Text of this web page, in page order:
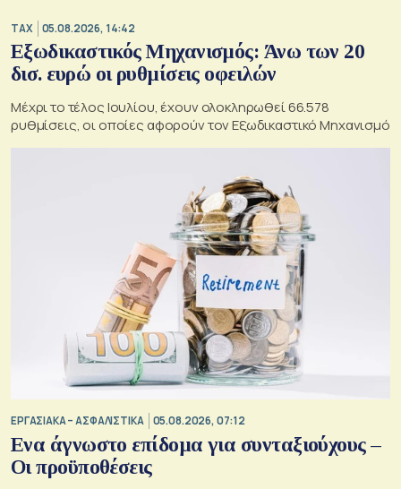
TAX 05.08.2026, 14:42
Εξωδικαστικός Μηχανισμός: Άνω των 20
δισ. ευρώ οι ρυθμίσεις οφειλών
Μέχρι το τέλος Ιουλίου, έχουν ολοκληρωθεί 66.578
ρυθμίσεις, οι οποίες αφορούν τον Εξωδικαστικό Μηχανισμό
ΕΡΓΑΣΙΑΚΑ – ΑΣΦΑΛΙΣΤΙΚΑ 05.08.2026, 07:12
Ενα άγνωστο επίδομα για συνταξιούχους –
Οι προϋποθέσεις